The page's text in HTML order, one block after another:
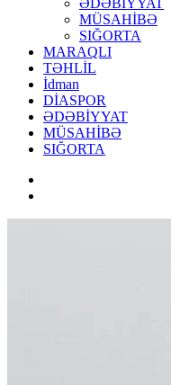
ƏDƏBİYYAT
MÜSAHİBƏ
SIĞORTA
MARAQLI
TƏHLİL
İdman
DİASPOR
ƏDƏBİYYAT
MÜSAHİBƏ
SIĞORTA